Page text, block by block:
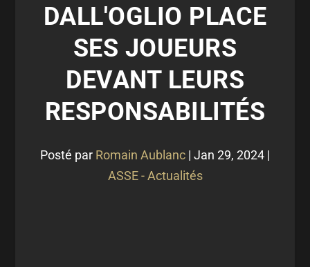
DALL'OGLIO PLACE
SES JOUEURS
DEVANT LEURS
RESPONSABILITÉS
Posté par Romain Aublanc | Jan 29, 2024 |
ASSE - Actualités